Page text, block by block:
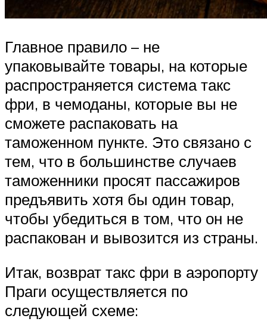
Главное правило – не
упаковывайте товары, на которые
распространяется система такс
фри, в чемоданы, которые вы не
сможете распаковать на
таможенном пункте. Это связано с
тем, что в большинстве случаев
таможенники просят пассажиров
предъявить хотя бы один товар,
чтобы убедиться в том, что он не
распакован и вывозится из страны.
Итак, возврат такс фри в аэропорту
Праги осуществляется по
следующей схеме: